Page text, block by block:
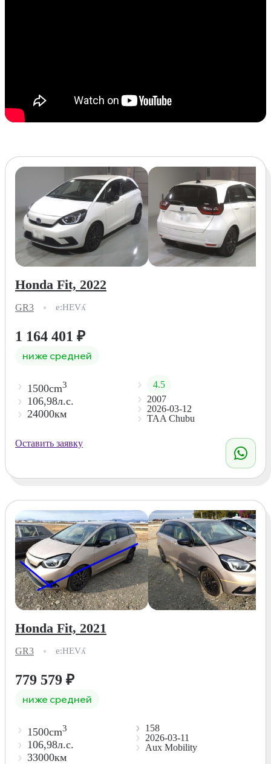
Honda Fit, 2022
GR3 e:HEVʎ
1 164 401 ₽
ниже средней
1500cm3
106,98л.с.
24000км
4.5
2007
2026-03-12
TAA Chubu
Оставить заявку
Honda Fit, 2021
GR3 e:HEVʎ
779 579 ₽
ниже средней
1500cm3
106,98л.с.
33000км
158
2026-03-11
Aux Mobility